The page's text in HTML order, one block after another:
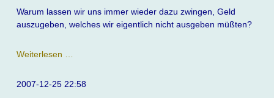
Warum lassen wir uns immer wieder dazu zwingen, Geld
auszugeben, welches wir eigentlich nicht ausgeben müßten?
Weiterlesen …
2007-12-25 22:58